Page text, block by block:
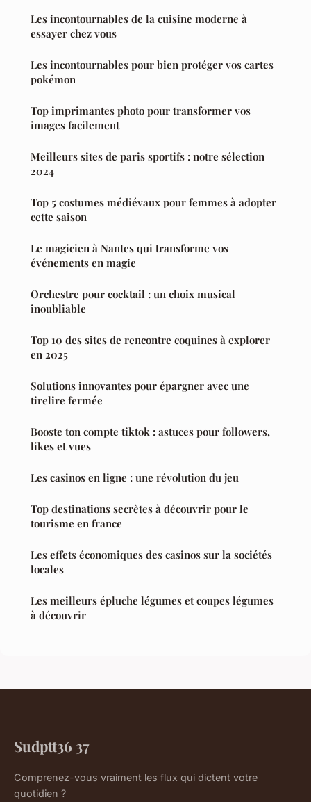
Les incontournables de la cuisine moderne à
essayer chez vous
Les incontournables pour bien protéger vos cartes
pokémon
Top imprimantes photo pour transformer vos
images facilement
Meilleurs sites de paris sportifs : notre sélection
2024
Top 5 costumes médiévaux pour femmes à adopter
cette saison
Le magicien à Nantes qui transforme vos
événements en magie
Orchestre pour cocktail : un choix musical
inoubliable
Top 10 des sites de rencontre coquines à explorer
en 2025
Solutions innovantes pour épargner avec une
tirelire fermée
Booste ton compte tiktok : astuces pour followers,
likes et vues
Les casinos en ligne : une révolution du jeu
Top destinations secrètes à découvrir pour le
tourisme en france
Les effets économiques des casinos sur la sociétés
locales
Les meilleurs épluche légumes et coupes légumes
à découvrir
Sudptt36 37
Comprenez-vous vraiment les flux qui dictent votre
quotidien ?